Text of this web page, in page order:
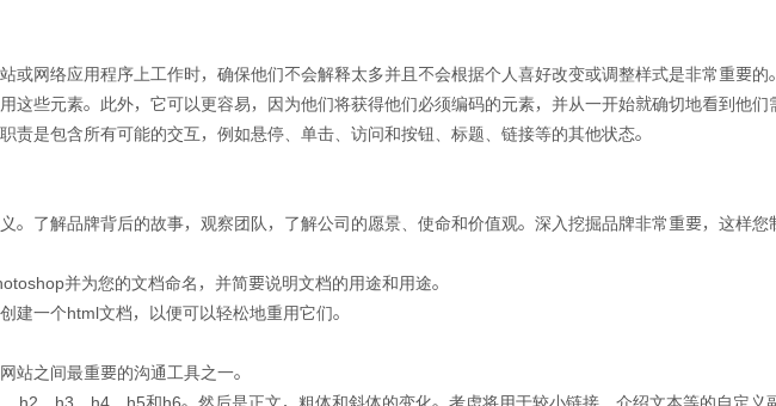
或网络应用程序上工作时，确保他们不会解释太多并且不会根据个人喜好改变或调整样式是非常重要的
这些元素。此外，它可以更容易，因为他们将获得他们必须编码的元素，并从一开始就确切地看到他们
责是包含所有可能的交互，例如悬停、单击、访问和按钮、标题、链接等的其他状态。
。了解品牌背后的故事，观察团队，了解公司的愿景、使命和价值观。深入挖掘品牌非常重要，这样您
并为您的文档命名，并简要说明文档的用途和用途。
建一个html文档，以便可以轻松地重用它们。
站之间最重要的沟通工具之一。
h2、h3、h4、h5和h6。然后是正文，粗体和斜体的变化。考虑将用于较小链接、介绍文本等的自定义